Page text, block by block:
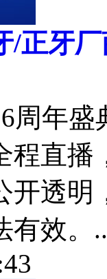
/正牙
周年
程直播
开透明
有效。